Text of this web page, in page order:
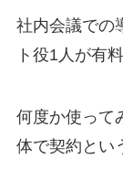
社内会議での
ト役1人が有
何度か使って
体で契約とい